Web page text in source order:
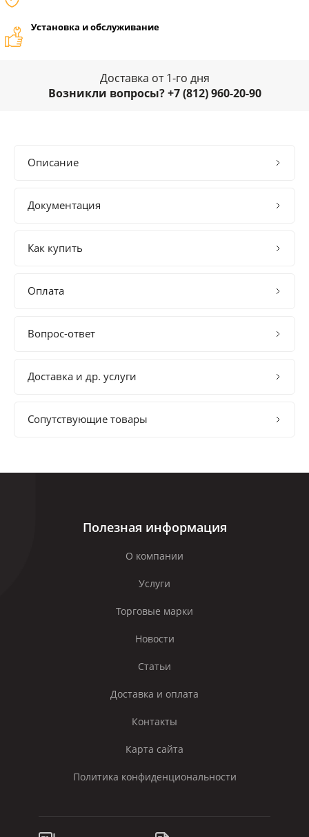
Установка и обслуживание
Доставка от 1-го дня
Возникли вопросы? +7 (812) 960-20-90
Описание
Документация
Как купить
Оплата
Вопрос-ответ
Доставка и др. услуги
Сопутствующие товары
Полезная информация
О компании
Услуги
Торговые марки
Новости
Статьи
Доставка и оплата
Контакты
Карта сайта
Политика конфиденциональности